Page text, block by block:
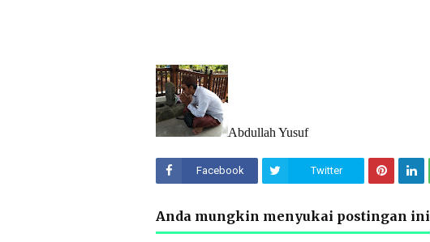
Abdullah Yusuf
Facebook Twitter
Anda mungkin menyukai postingan ini